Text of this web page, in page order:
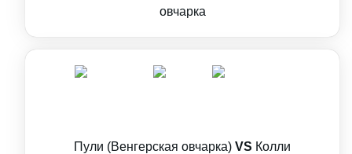
овчарка
Пули (Венгерская овчарка) VS Колли